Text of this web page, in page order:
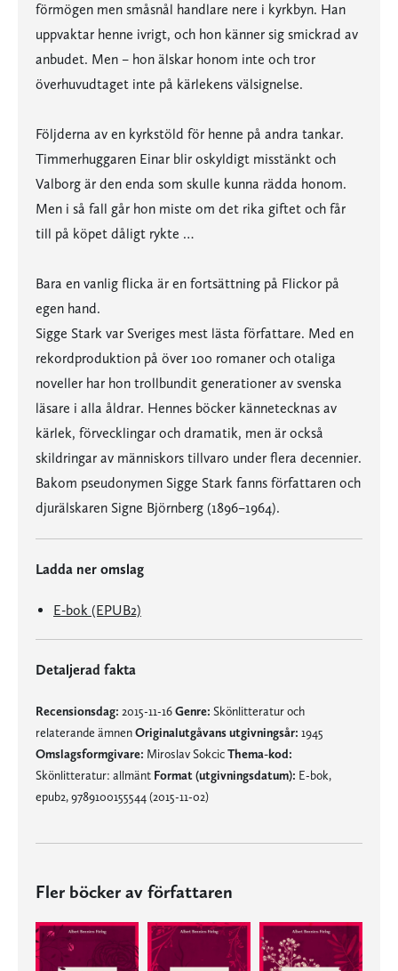
förmögen men småsnål handlare nere i kyrkbyn. Han
uppvaktar henne ivrigt, och hon känner sig smickrad av
anbudet. Men – hon älskar honom inte och tror
överhuvudtaget inte på kärlekens välsignelse.
Följderna av en kyrkstöld för henne på andra tankar.
Timmerhuggaren Einar blir oskyldigt misstänkt och
Valborg är den enda som skulle kunna rädda honom.
Men i så fall går hon miste om det rika giftet och får
till på köpet dåligt rykte …
Bara en vanlig flicka är en fortsättning på Flickor på
egen hand.
Sigge Stark var Sveriges mest lästa författare. Med en
rekordproduktion på över 100 romaner och otaliga
noveller har hon trollbundit generationer av svenska
läsare i alla åldrar. Hennes böcker kännetecknas av
kärlek, förvecklingar och dramatik, men är också
skildringar av människors tillvaro under flera decennier.
Bakom pseudonymen Sigge Stark fanns författaren och
djurälskaren Signe Björnberg (1896–1964).
Ladda ner omslag
E-bok (EPUB2)
Detaljerad fakta
Recensionsdag: 2015-11-16Genre: Skönlitteratur och
relaterande ämnenOriginalutgåvans utgivningsår: 1945
Omslagsformgivare: Miroslav SokcicThema-kod:
Skönlitteratur: allmänt Format (utgivningsdatum): E-bok,
epub2, 9789100155544 (2015-11-02)
Fler böcker av författaren